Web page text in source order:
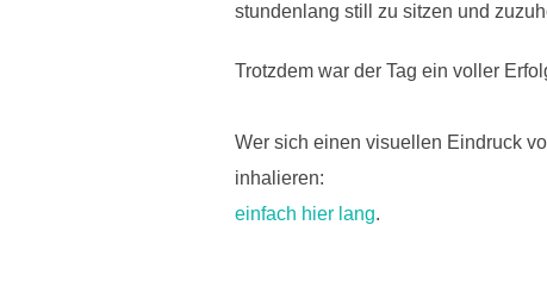
stundenlang still zu sitzen und
Trotzdem war der Tag ein voller
Wer sich einen visuellen Eindruck
inhalieren:
einfach hier lang.